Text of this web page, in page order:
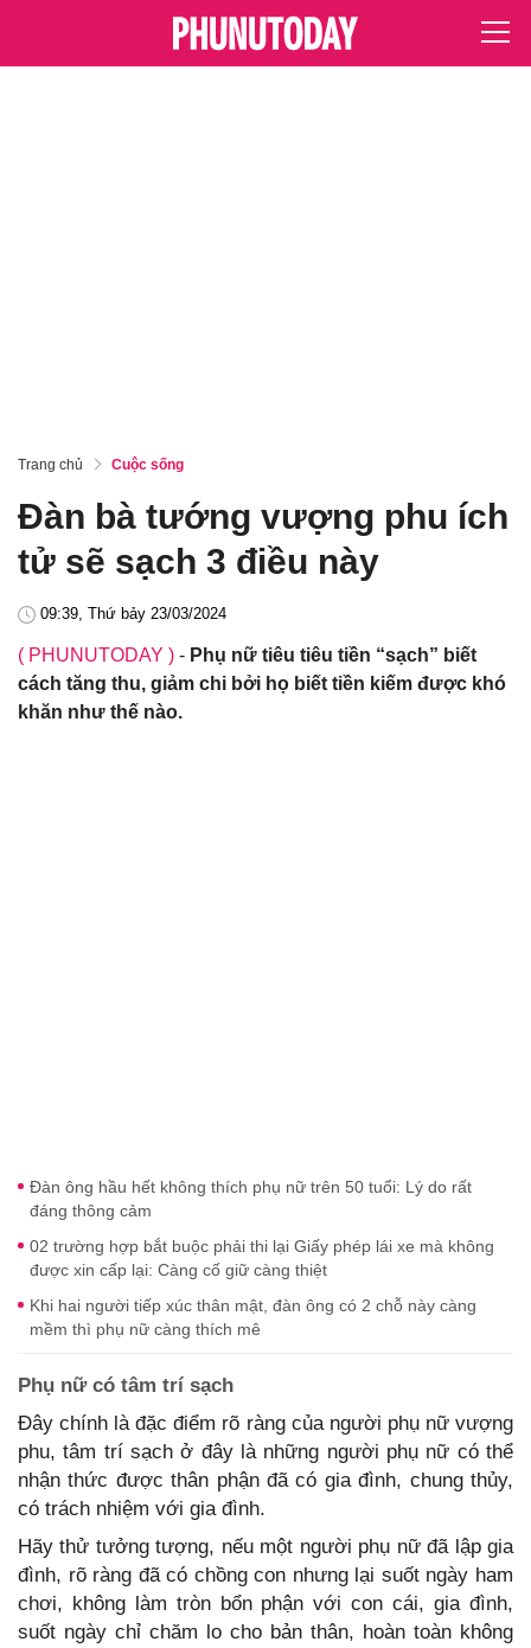
Trang chủ Cuộc sống
Đàn bà tướng vượng phu ích
tử sẽ sạch 3 điều này
09:39, Thứ bảy 23/03/2024
( PHUNUTODAY ) - Phụ nữ tiêu tiêu tiền “sạch” biết
cách tăng thu, giảm chi bởi họ biết tiền kiếm được khó
khăn như thế nào.
Đàn ông hầu hết không thích phụ nữ trên 50 tuổi: Lý do rất
đáng thông cảm
02 trường hợp bắt buộc phải thi lại Giấy phép lái xe mà không
được xin cấp lại: Càng cố giữ càng thiệt
Khi hai người tiếp xúc thân mật, đàn ông có 2 chỗ này càng
mềm thì phụ nữ càng thích mê
Phụ nữ có tâm trí sạch
Đây chính là đặc điểm rõ ràng của người phụ nữ vượng
phu, tâm trí sạch ở đây là những người phụ nữ có thể
nhận thức được thân phận đã có gia đình, chung thủy,
có trách nhiệm với gia đình.
Hãy thử tưởng tượng, nếu một người phụ nữ đã lập gia
đình, rõ ràng đã có chồng con nhưng lại suốt ngày ham
chơi, không làm tròn bổn phận với con cái, gia đình,
suốt ngày chỉ chăm lo cho bản thân, hoàn toàn không